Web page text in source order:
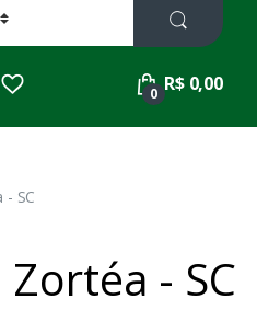
0 R$ 0,00
- SC
Zortéa - SC